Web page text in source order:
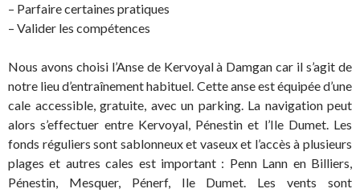
– Parfaire certaines pratiques
– Valider les compétences
Nous avons choisi l’Anse de Kervoyal à Damgan car il s’agit de
notre lieu d’entraînement habituel. Cette anse est équipée d’une
cale accessible, gratuite, avec un parking. La navigation peut
alors s’effectuer entre Kervoyal, Pénestin et l’Ile Dumet. Les
fonds réguliers sont sablonneux et vaseux et l’accès à plusieurs
plages et autres cales est important : Penn Lann en Billiers,
Pénestin, Mesquer, Pénerf, Ile Dumet. Les vents sont